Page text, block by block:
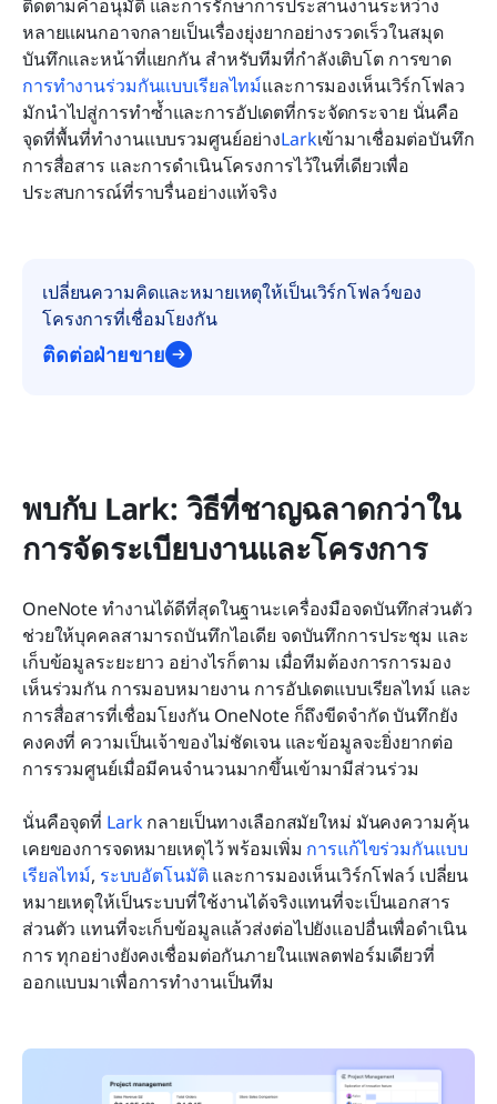
ติดตามคำอนุมัติ และการรักษาการประสานงานระหว่าง
หลายแผนกอาจกลายเป็นเรื่องยุ่งยากอย่างรวดเร็วในสมุด
บันทึกและหน้าที่แยกกัน สำหรับทีมที่กำลังเติบโต การขาด
การทำงานร่วมกันแบบเรียลไทม์และการมองเห็นเวิร์กโฟลว
มักนำไปสู่การทำซ้ำและการอัปเดตที่กระจัดกระจาย นั่นคือ
จุดที่พื้นที่ทำงานแบบรวมศูนย์อย่างLarkเข้ามาเชื่อมต่อบันทึก
การสื่อสาร และการดำเนินโครงการไว้ในที่เดียวเพื่อ
ประสบการณ์ที่ราบรื่นอย่างแท้จริง
เปลี่ยนความคิดและหมายเหตุให้เป็นเวิร์กโฟลว์ของ
โครงการที่เชื่อมโยงกัน
ติดต่อฝ่ายขาย
พบกับ Lark: วิธีที่ชาญฉลาดกว่าใน
การจัดระเบียบงานและโครงการ
OneNote ทำงานได้ดีที่สุดในฐานะเครื่องมือจดบันทึกส่วนตัว
ช่วยให้บุคคลสามารถบันทึกไอเดีย จดบันทึกการประชุม และ
เก็บข้อมูลระยะยาว อย่างไรก็ตาม เมื่อทีมต้องการการมอง
เห็นร่วมกัน การมอบหมายงาน การอัปเดตแบบเรียลไทม์ และ
การสื่อสารที่เชื่อมโยงกัน OneNote ก็ถึงขีดจำกัด บันทึกยัง
คงคงที่ ความเป็นเจ้าของไม่ชัดเจน และข้อมูลจะยิ่งยากต่อ
การรวมศูนย์เมื่อมีคนจำนวนมากขึ้นเข้ามามีส่วนร่วม
นั่นคือจุดที่ Lark กลายเป็นทางเลือกสมัยใหม่ มันคงความคุ้น
เคยของการจดหมายเหตุไว้ พร้อมเพิ่ม การแก้ไขร่วมกันแบบ
เรียลไทม์, ระบบอัตโนมัติ และการมองเห็นเวิร์กโฟลว์ เปลี่ยน
หมายเหตุให้เป็นระบบที่ใช้งานได้จริงแทนที่จะเป็นเอกสาร
ส่วนตัว แทนที่จะเก็บข้อมูลแล้วส่งต่อไปยังแอปอื่นเพื่อดำเนิน
การ ทุกอย่างยังคงเชื่อมต่อกันภายในแพลตฟอร์มเดียวที่
ออกแบบมาเพื่อการทำงานเป็นทีม